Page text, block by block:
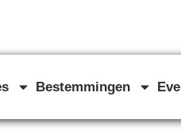
Bestemmingen